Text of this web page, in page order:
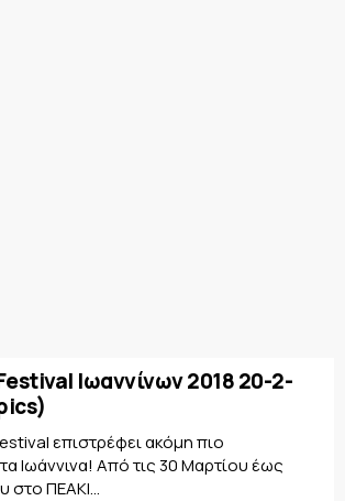
Ιωαννίνων 2018 20-2-
επιστρέφει ακόμη πιο
Ιωάννινα! Από τις 30 Μαρτίου έως
στο ΠΕΑΚΙ...